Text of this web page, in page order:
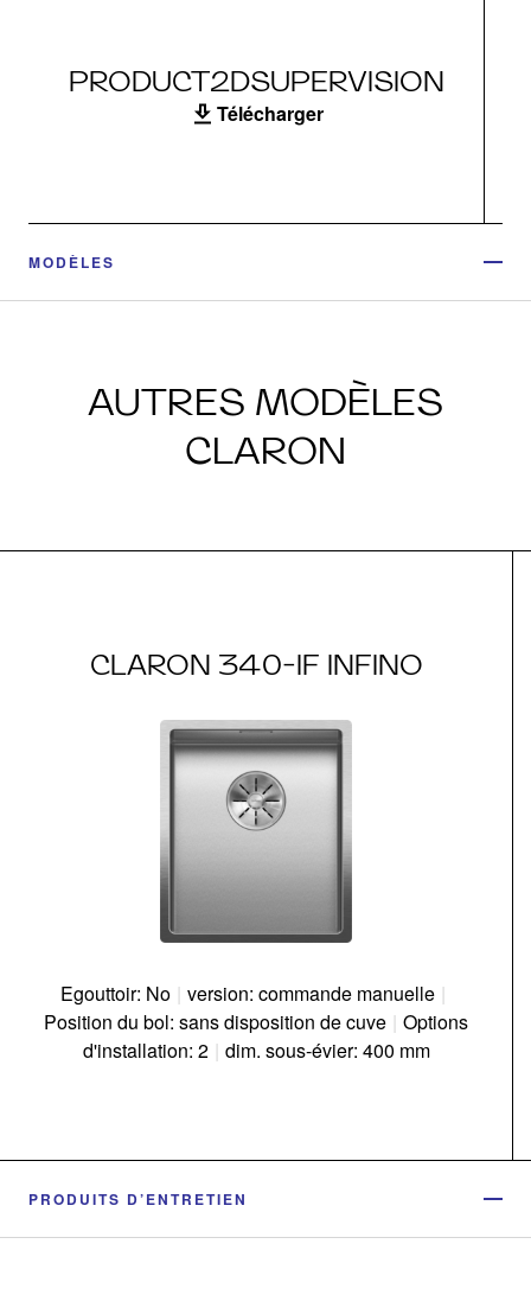
PRODUCT2DSUPERVISION
Télécharger
MODÈLES
AUTRES MODÈLES
CLARON
CLARON 340-IF INFINO
Egouttoir: No | version: commande manuelle |
Position du bol: sans disposition de cuve | Options
d'installation: 2 | dim. sous-évier: 400 mm
PRODUITS D’ENTRETIEN